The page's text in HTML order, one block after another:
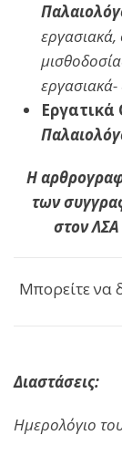
εργασιακά-
Η
των
στον ΛΣΑ
Μπορείτε να
Διαστάσεις:
Ημερολόγιο